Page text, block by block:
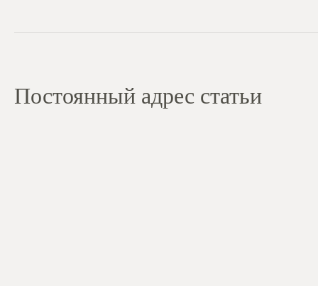
Постоянный адрес статьи